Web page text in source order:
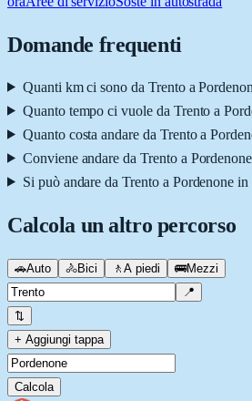
Domande frequenti
Quanti km ci sono da Trento a
Quanto tempo ci vuole da Trento a
Quanto costa andare da Trento a
Conviene andare da Trento a
Si può andare da Trento a Pordenone
Calcola un altro percorso
🚗Auto 🚴Bici 🚶 A piedi 🚌Mezzi
📍
⇅
+ Aggiungi tappa
Calcola